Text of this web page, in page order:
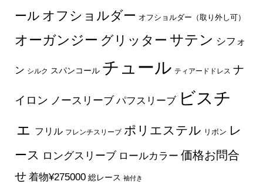
ール オフショルダー オフショルダー（取り外し可）
オーガンジー グリッター サテン シフォ
ン シルク スパンコール チュール ティアードドレス ナ
イロン ノースリーブ パフスリーブ ビスチ
ェ フリル フレンチスリーブ ポリエステル リボン レ
ース ロングスリーブ ロールカラー 価格お問合
せ 着物¥275000 総レース 袖付き